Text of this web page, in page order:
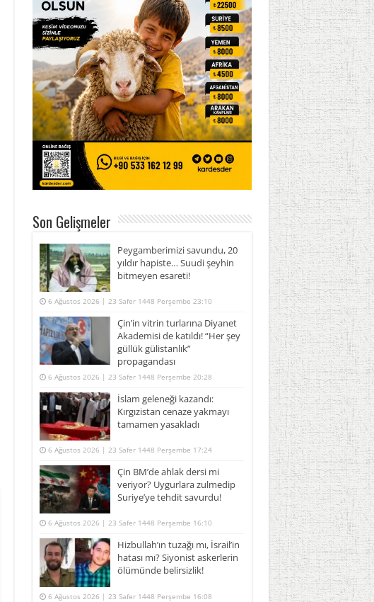
Son Gelişmeler
Peygamberimizi savundu, 20
yıldır hapiste… Suudi şeyhin
bitmeyen esareti!
6 Ağustos 2026 | 23 Safer 1448 Perşembe 23:10
Çin’in vitrin turlarına Diyanet
Akademisi de katıldı! “Her şey
güllük gülistanlık”
propagandası
6 Ağustos 2026 | 23 Safer 1448 Perşembe 20:28
İslam geleneği kazandı:
Kırgızistan cenaze yakmayı
tamamen yasakladı
6 Ağustos 2026 | 23 Safer 1448 Perşembe 17:24
Çin BM’de ahlak dersi mi
veriyor? Uygurlara zulmedip
Suriye’ye tehdit savurdu!
6 Ağustos 2026 | 23 Safer 1448 Perşembe 16:10
Hizbullah’ın tuzağı mı, İsrail’in
hatası mı? Siyonist askerlerin
ölümünde belirsizlik!
6 Ağustos 2026 | 23 Safer 1448 Perşembe 16:08